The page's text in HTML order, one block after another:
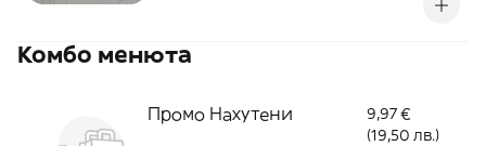
Комбо менюта
Промо Нахутени
9,97 €
(19,50 лв.)